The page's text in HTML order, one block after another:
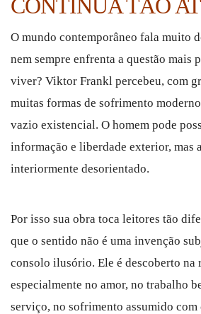
CONTINUA TÃO
O mundo contemporâneo fala muito
nem sempre enfrenta a questão mais
viver? Viktor Frankl percebeu, com
muitas formas de sofrimento
vazio existencial. O homem pode
informação e liberdade exterior, mas
interiormente desorientado.
Por isso sua obra toca leitores tão
que o sentido não é uma invenção
consolo ilusório. Ele é descoberto na
especialmente no amor, no trabalho
serviço, no sofrimento assumido com